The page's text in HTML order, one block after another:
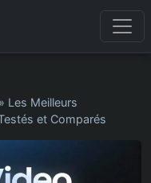
» Les Meilleurs
et Comparés